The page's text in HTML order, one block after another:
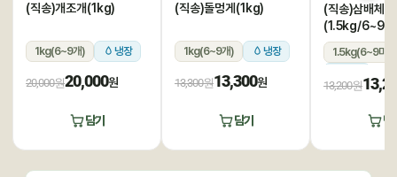
(직송)개조개(1kg)
1kg(6~9개) 냉장
20,000원20,000원
담기
(직송)돌멍게(1kg)
1kg(6~9개) 냉장
13,300원13,300원
담기
(직송)삼배체굴
(1.5kg/6~9
1.5kg(6~9미)
13,200원
담